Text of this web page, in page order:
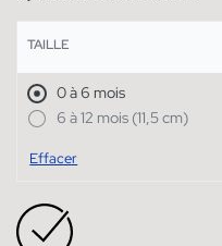
TAILLE
0 à 6 mois
6 à 12 mois (11,5 cm)
Effacer